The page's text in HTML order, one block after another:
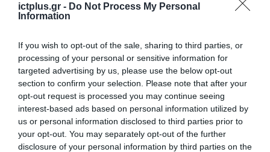
ictplus.gr - Do Not Process My Personal
Information
If you wish to opt-out of the sale, sharing to third parties, or
processing of your personal or sensitive information for
targeted advertising by us, please use the below opt-out
section to confirm your selection. Please note that after your
opt-out request is processed you may continue seeing
interest-based ads based on personal information utilized by
us or personal information disclosed to third parties prior to
your opt-out. You may separately opt-out of the further
disclosure of your personal information by third parties on the